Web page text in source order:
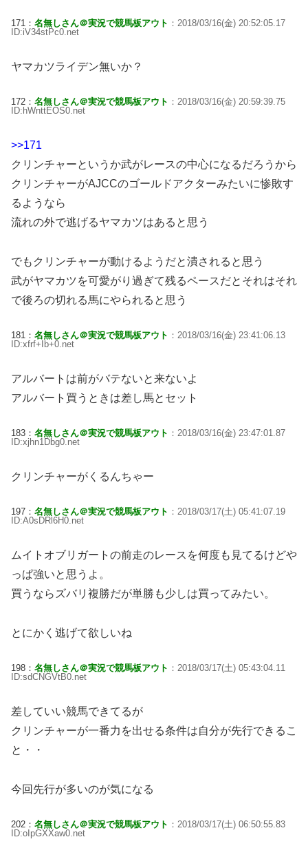
171： 名無しさん＠実況で競馬板アウト ：2018/03/16(金) 20:52:05.17
ID:iV34stPc0.net
ヤマカツライデン無いか？
172： 名無しさん＠実況で競馬板アウト ：2018/03/16(金) 20:59:39.75
ID:hWnttEOS0.net
>>171
クリンチャーというか武がレースの中心になるだろうから
クリンチャーがAJCCのゴールドアクターみたいに惨敗す
るようなら
流れの外で逃げるヤマカツはあると思う
でもクリンチャーが動けるようだと潰されると思う
武がヤマカツを可愛がり過ぎて残るペースだとそれはそれ
で後ろの切れる馬にやられると思う
181： 名無しさん＠実況で競馬板アウト ：2018/03/16(金) 23:41:06.13
ID:xfrf+Ib+0.net
アルバートは前がバテないと来ないよ
アルバート買うときは差し馬とセット
183： 名無しさん＠実況で競馬板アウト ：2018/03/16(金) 23:47:01.87
ID:xjhn1Dbg0.net
クリンチャーがくるんちゃー
197： 名無しさん＠実況で競馬板アウト ：2018/03/17(土) 05:41:07.19
ID:A0sDRl6H0.net
ムイトオブリガートの前走のレースを何度も見てるけどや
っぱ強いと思うよ。
買うならズバリ複勝だが単勝も少しは買ってみたい。
とにかく逃げて欲しいね
198： 名無しさん＠実況で競馬板アウト ：2018/03/17(土) 05:43:04.11
ID:sdCNGVtB0.net
差していい競馬できてるが
クリンチャーが一番力を出せる条件は自分が先行できるこ
と・・
今回先行が多いのが気になる
202： 名無しさん＠実況で競馬板アウト ：2018/03/17(土) 06:50:55.83
ID:oIpGXXaw0.net